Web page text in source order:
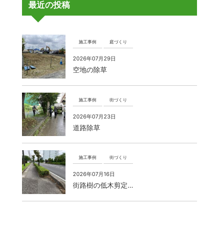
最近の投稿
施工事例 庭づくり
2026年07月29日
空地の除草
施工事例 街づくり
2026年07月23日
道路除草
施工事例 街づくり
2026年07月16日
街路樹の低木剪定…